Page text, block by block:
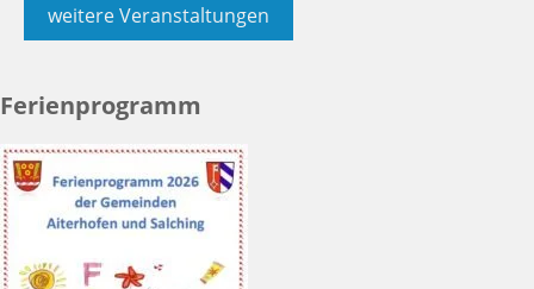
weitere Veranstaltungen
Ferienprogramm